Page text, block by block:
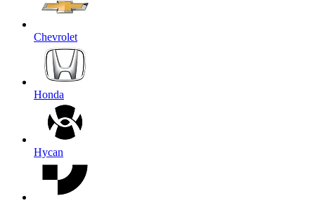
Chevrolet
Honda
Hycan